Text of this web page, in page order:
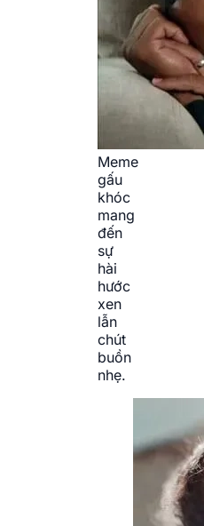
Meme
gấu
khóc
mang
đến
sự
hài
hước
xen
lẫn
chút
buồn
nhẹ.